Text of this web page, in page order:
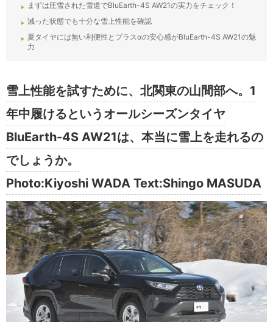
まずは圧雪された雪道でBluEarth-4S AW21の実力をチェック！
減った状態でも十分な雪上性能を確認
夏タイヤには無い利便性とプラスαの安心感がBluEarth-4S AW21の魅
力
雪上性能を試すために、北関東の山間部へ。1
年中履けるというオールシーズンタイヤ
BluEarth-4S AW21は、本当に雪上を走れるの
でしょうか。
Photo:Kiyoshi WADA Text:Shingo MASUDA